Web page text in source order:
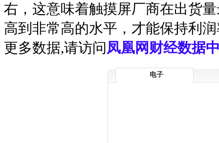
右，这意味着触摸屏厂商在出货
高到非常高的水平，才能保持利
更多数据,请访问凤凰网财经数据
电子